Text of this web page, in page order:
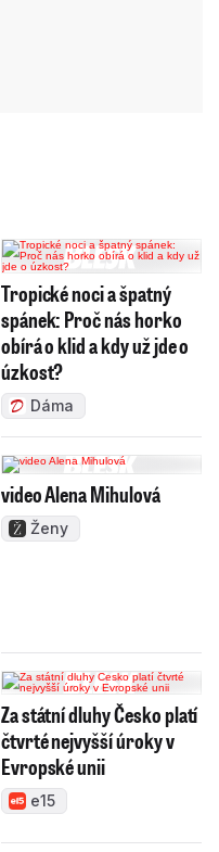
Tropické noci a špatný
spánek: Proč nás horko
obírá o klid a kdy už jde o
úzkost?
Dáma
video Alena Mihulová
Ženy
Za státní dluhy Česko platí
čtvrté nejvyšší úroky v
Evropské unii
e15